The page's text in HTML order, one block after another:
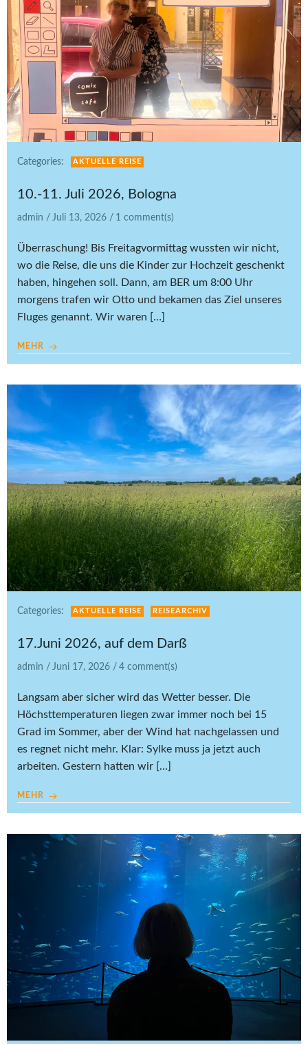
Categories: AKTUELLE REISE
10.-11. Juli 2026, Bologna
admin / Juli 13, 2026 / 1 comment(s)
Überraschung! Bis Freitagvormittag wussten wir nicht,
wo die Reise, die uns die Kinder zur Hochzeit geschenkt
haben, hingehen soll. Dann, am BER um 8:00 Uhr
morgens trafen wir Otto und bekamen das Ziel unseres
Fluges genannt. Wir waren […]
MEHR
Categories: AKTUELLE REISE REISEARCHIV
17.Juni 2026, auf dem Darß
admin / Juni 17, 2026 / 4 comment(s)
Langsam aber sicher wird das Wetter besser. Die
Höchsttemperaturen liegen zwar immer noch bei 15
Grad im Sommer, aber der Wind hat nachgelassen und
es regnet nicht mehr. Klar: Sylke muss ja jetzt auch
arbeiten. Gestern hatten wir […]
MEHR